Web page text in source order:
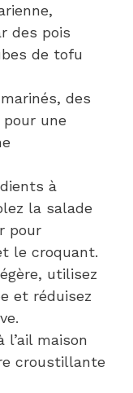
des pois
de tofu
des
une
à
la salade
pour
le croquant.
utilisez
et réduisez
l’ail maison
croustillante